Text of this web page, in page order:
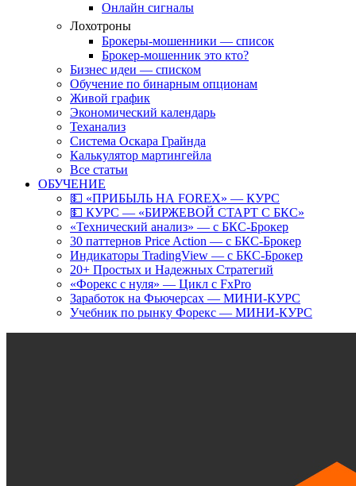
Онлайн сигналы
Лохотроны
Брокеры-мошенники — список
Брокер-мошенник это кто?
Бизнес идеи — списком
Обучение по бинарным опционам
Живой график
Экономический календарь
Теханализ
Система Оскара Грайнда
Калькулятор мартингейла
Все статьи
ОБУЧЕНИЕ
💵 «ПРИБЫЛЬ НА FOREX» — КУРС
💵 КУРС — «БИРЖЕВОЙ СТАРТ С БКС»
«Технический анализ» — с БКС-Брокер
30 паттернов Price Action — с БКС-Брокер
Индикаторы TradingView — с БКС-Брокер
20+ Простых и Надежных Стратегий
«Форекс с нуля» — Цикл с FxPro
Заработок на Фьючерсах — МИНИ-КУРС
Учебник по рынку Форекс — МИНИ-КУРС